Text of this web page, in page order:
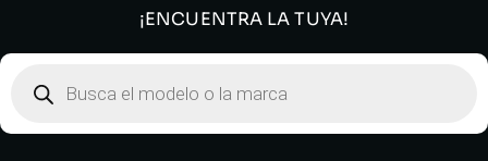
¡ENCUENTRA LA TUYA!